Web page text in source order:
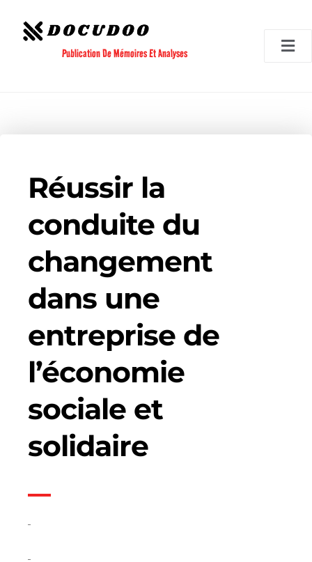
contenu
Publication De Mémoires Et Analyses
Réussir la
conduite du
changement
dans une
entreprise de
l’économie
sociale et
solidaire